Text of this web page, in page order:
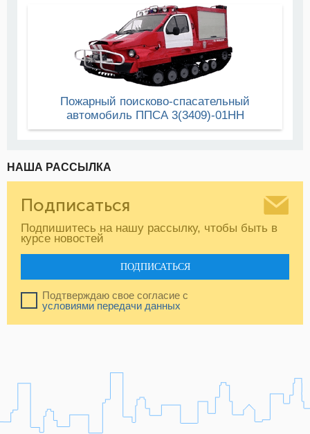
Пожарный поисково-спасательный
автомобиль ППСА 3(3409)-01НН
НАША РАССЫЛКА
Подписаться
Подпишитесь на нашу рассылку, чтобы быть в
курсе новостей
ПОДПИСАТЬСЯ
Подтверждаю свое согласие с
условиями передачи данных